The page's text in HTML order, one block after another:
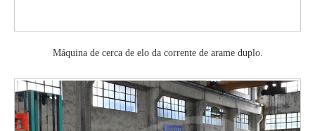
Máquina de cerca de elo da corrente de arame duplo.